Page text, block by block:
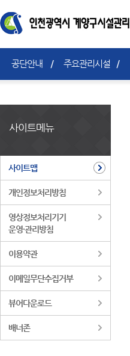
공단안내 주요관리시설
사이트메뉴
사이트맵
개인정보처리방침
영상정보처리기기
운영·관리방침
이용약관
이메일무단수집거부
뷰어다운로드
배너존